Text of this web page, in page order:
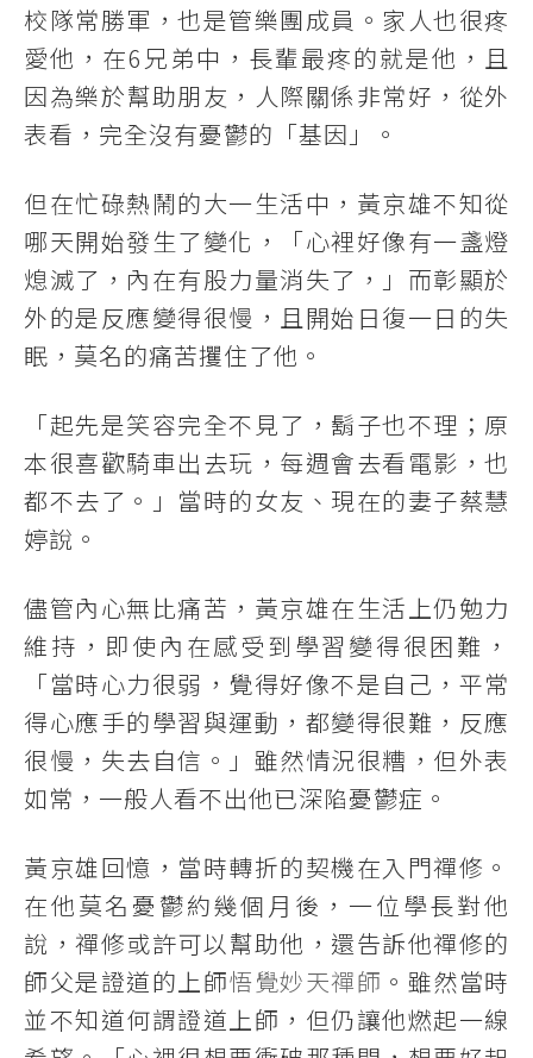
校隊常勝軍，也是管樂團成員。家人也很疼
愛他，在6兄弟中，長輩最疼的就是他，且
因為樂於幫助朋友，人際關係非常好，從外
表看，完全沒有憂鬱的「基因」。
但在忙碌熱鬧的大一生活中，黃京雄不知從
哪天開始發生了變化，「心裡好像有一盞燈
熄滅了，內在有股力量消失了，」而彰顯於
外的是反應變得很慢，且開始日復一日的失
眠，莫名的痛苦攫住了他。
「起先是笑容完全不見了，鬍子也不理；原
本很喜歡騎車出去玩，每週會去看電影，也
都不去了。」當時的女友、現在的妻子蔡慧
婷說。
儘管內心無比痛苦，黃京雄在生活上仍勉力
維持，即使內在感受到學習變得很困難，
「當時心力很弱，覺得好像不是自己，平常
得心應手的學習與運動，都變得很難，反應
很慢，失去自信。」雖然情況很糟，但外表
如常，一般人看不出他已深陷憂鬱症。
黃京雄回憶，當時轉折的契機在入門禪修。
在他莫名憂鬱約幾個月後，一位學長對他
說，禪修或許可以幫助他，還告訴他禪修的
師父是證道的上師悟覺妙天禪師 。雖然當時
並不知道何謂證道上師，但仍讓他燃起一線